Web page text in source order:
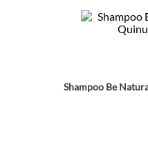
Shampoo Be